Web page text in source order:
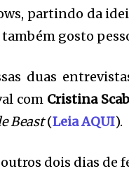
partindo da
gosto
duas
com Cristina
Beast(Leia AQUI).
dois dias de